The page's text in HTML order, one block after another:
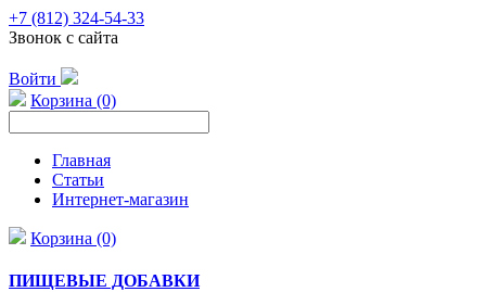
+7 (812) 324-54-33
Звонок с сайта
Войти
Корзина (0)
Главная
Статьи
Интернет-магазин
Корзина (0)
ПИЩЕВЫЕ ДОБАВКИ